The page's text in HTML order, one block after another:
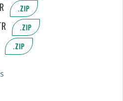
.ZIP
.ZIP
.ZIP